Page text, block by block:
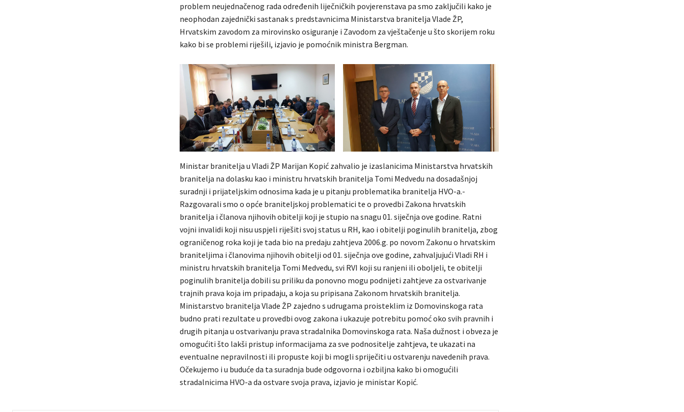
problem neujednačenog rada određenih liječničkih povjerenstava pa smo zaključili kako je
neophodan zajednički sastanak s predstavnicima Ministarstva branitelja Vlade ŽP,
Hrvatskim zavodom za mirovinsko osiguranje i Zavodom za vještačenje u što skorijem roku
kako bi se problemi riješili, izjavio je pomoćnik ministra Bergman.
Ministar branitelja u Vladi ŽP Marijan Kopić zahvalio je izaslanicima Ministarstva hrvatskih
branitelja na dolasku kao i ministru hrvatskih branitelja Tomi Medvedu na dosadašnjoj
suradnji i prijateljskim odnosima kada je u pitanju problematika branitelja HVO-a.-
Razgovarali smo o opće braniteljskoj problematici te o provedbi Zakona hrvatskih
branitelja i članova njihovih obitelji koji je stupio na snagu 01. siječnja ove godine. Ratni
vojni invalidi koji nisu uspjeli riješiti svoj status u RH, kao i obitelji poginulih branitelja, zbog
ograničenog roka koji je tada bio na predaju zahtjeva 2006.g. po novom Zakonu o hrvatskim
braniteljima i članovima njihovih obitelji od 01. siječnja ove godine, zahvaljujući Vladi RH i
ministru hrvatskih branitelja Tomi Medvedu, svi RVI koji su ranjeni ili oboljeli, te obitelji
poginulih branitelja dobili su priliku da ponovno mogu podnijeti zahtjeve za ostvarivanje
trajnih prava koja im pripadaju, a koja su pripisana Zakonom hrvatskih branitelja.
Ministarstvo branitelja Vlade ŽP zajedno s udrugama proisteklim iz Domovinskoga rata
budno prati rezultate u provedbi ovog zakona i ukazuje potrebitu pomoć oko svih pravnih i
drugih pitanja u ostvarivanju prava stradalnika Domovinskoga rata. Naša dužnost i obveza je
omogućiti što lakši pristup informacijama za sve podnositelje zahtjeva, te ukazati na
eventualne nepravilnosti ili propuste koji bi mogli spriječiti u ostvarenju navedenih prava.
Očekujemo i u buduće da ta suradnja bude odgovorna i ozbiljna kako bi omogućili
stradalnicima HVO-a da ostvare svoja prava, izjavio je ministar Kopić.